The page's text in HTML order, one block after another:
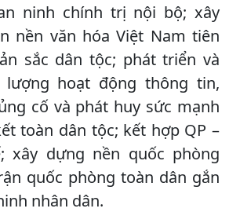
ninh chính trị nội bộ; xây
nền văn hóa Việt Nam tiên
sắc dân tộc; phát triển và
lượng hoạt động thông tin,
cố và phát huy sức mạnh
toàn dân tộc; kết hợp QP –
xây dựng nền quốc phòng
quốc phòng toàn dân gắn
nhân dân.